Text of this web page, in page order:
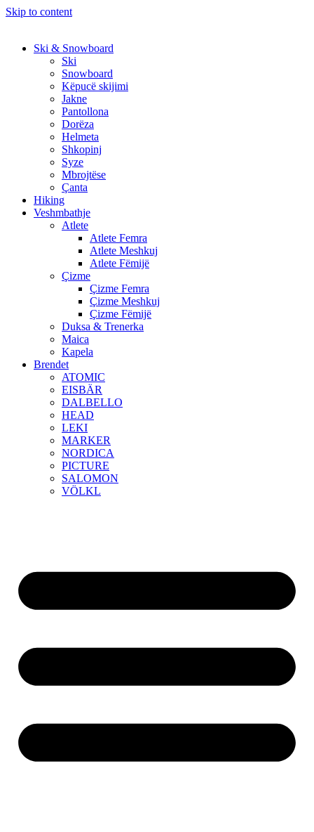
Skip to content
Ski & Snowboard
Ski
Snowboard
Këpucë skijimi
Jakne
Pantollona
Dorëza
Helmeta
Shkopinj
Syze
Mbrojtëse
Çanta
Hiking
Veshmbathje
Atlete
Atlete Femra
Atlete Meshkuj
Atlete Fëmijë
Çizme
Çizme Femra
Çizme Meshkuj
Çizme Fëmijë
Duksa & Trenerka
Maica
Kapela
Brendet
ATOMIC
EISBÄR
DALBELLO
HEAD
LEKI
MARKER
NORDICA
PICTURE
SALOMON
VÖLKL